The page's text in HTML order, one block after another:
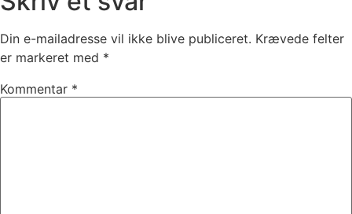
Din e-mailadresse vil ikke blive publiceret. Krævede felter
er markeret med *
Kommentar *